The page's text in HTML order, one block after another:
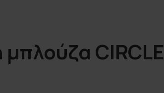
μπλούζα CIRCLE